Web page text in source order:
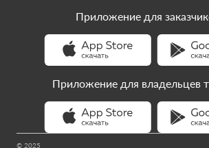
© 2025
Приложение для
Приложение для владельцев